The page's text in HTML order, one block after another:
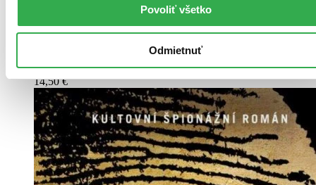
Povoliť všetko
Odmietnuť
Alex Michaelides
14,50 €